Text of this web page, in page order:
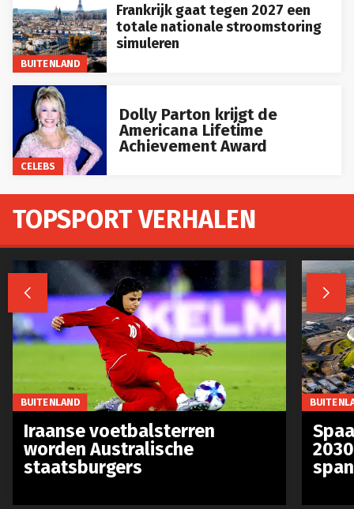
BUITENLAND
Frankrijk gaat tegen 2027 een
totale nationale stroomstoring
simuleren
CELEBS
Dolly Parton krijgt de
Americana Lifetime
Achievement Award
TOPSPORT VERHALEN
 
BUITENLAND
Iraanse voetbalsterren
worden Australische
staatsburgers